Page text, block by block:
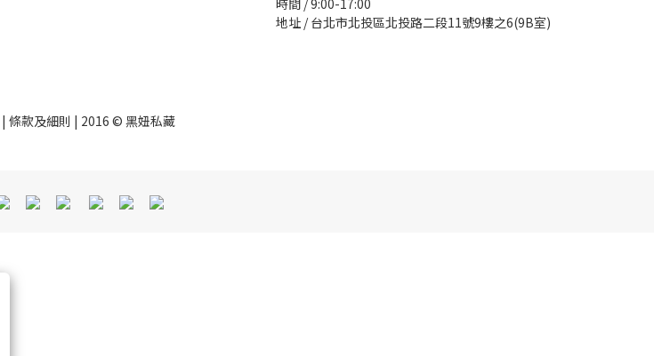
時間 / 9:00-17:00
地址 / 台北市北投區北投路二段11號9樓之6(9B室)
| 條款及細則 | 2016 © 黑妞私藏